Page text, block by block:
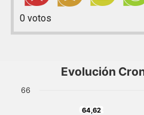
0votos
Evolución
64,62
64,62
66